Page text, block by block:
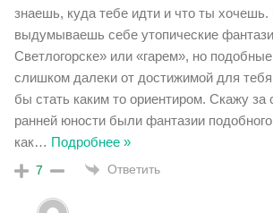
знаешь, куда тебе идти и что ты хочешь.
выдумываешь себе утопические
Светлогорске» или «гарем», но
слишком далеки от достижимой для
бы стать каким то ориентиром. Скажу за
ранней юности были фантазии
как… Подробнее »
7 Ответить